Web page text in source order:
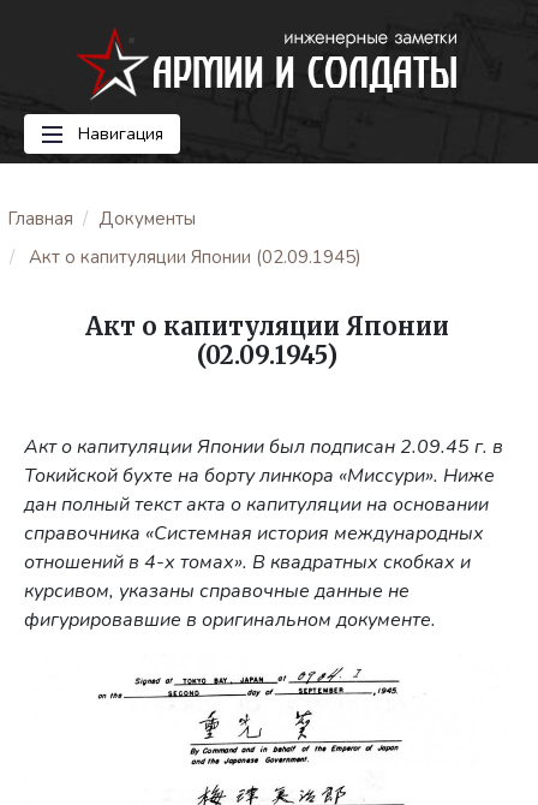
Навигация
Главная
Документы
Акт о капитуляции Японии (02.09.1945)
Акт о капитуляции Японии
(02.09.1945)
Акт о капитуляции Японии был подписан 2.09.45 г. в
Токийской бухте на борту линкора «Миссури». Ниже
дан полный текст акта о капитуляции на основании
справочника «Системная история международных
отношений в 4-х томах». В квадратных скобках и
курсивом, указаны справочные данные не
фигурировавшие в оригинальном документе.